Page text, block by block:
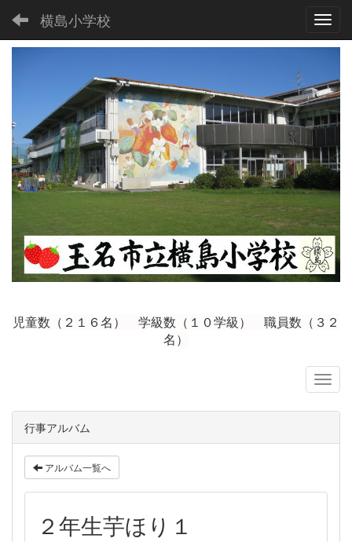
横島小学校
児童数（２１６名） 学級数（１０学級） 職員数（３２
名）
行事アルバム
アルバム一覧へ
２年生芋ほり１